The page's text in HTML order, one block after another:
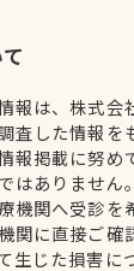
報は、株式会
査した情報を
報掲載に努め
はありません。
機関へ受診を
関に直接ご確
生じた損害に